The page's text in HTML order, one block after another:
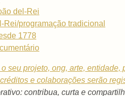
del-Rei
programação tradicional
1778
seu projeto, ong, arte,
e colaborações serão
contribua, curta e